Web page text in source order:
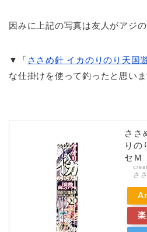
因みに上記の写真は友人がアジ
▼「 ささめ針 イカのりのり天国
な仕掛けを使って釣ったと思いま
ささ
りの
セＭ
さ